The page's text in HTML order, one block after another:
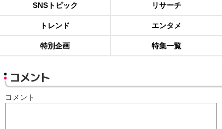
SNSトピック リサーチ
トレンド エンタメ
特別企画 特集一覧
コメント
コメント